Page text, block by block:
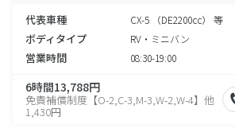
代表車種 CX-5 （DE2200cc） 等
ボディタイプ RV・ミニバン
営業時間 08:30-19:00
6時間13,788円
免責補償制度【O-2,C-3,M-3,W-2,W-4】他
1,430円